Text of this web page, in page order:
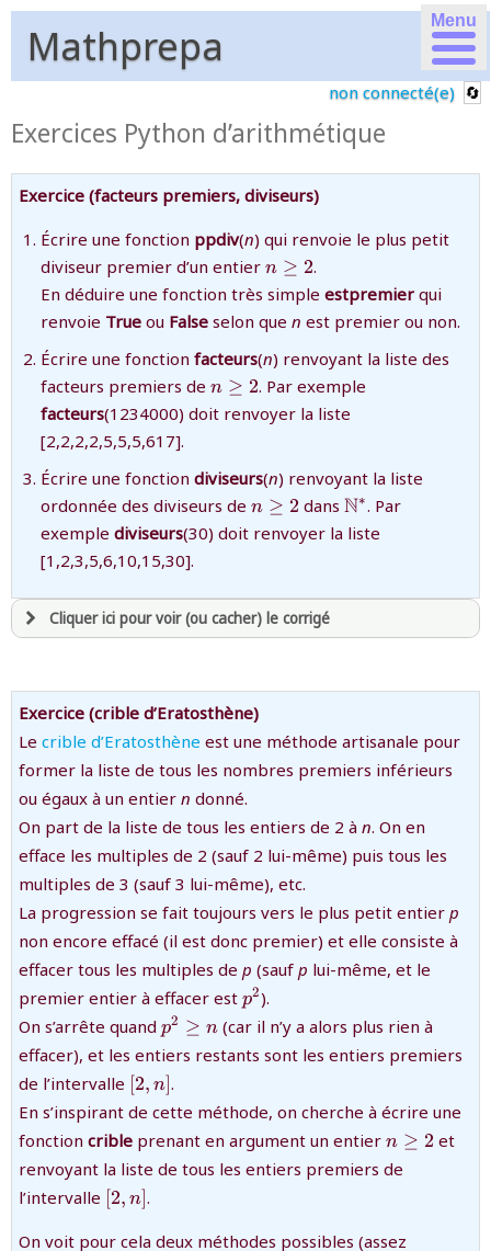
Menu
Mathprepa
non connecté(e)
Exercices Python d’arithmétique
Exercice (facteurs premiers, diviseurs)
Écrire une fonction ppdiv(n) qui renvoie le plus petit
diviseur premier d’un entier {n\ge
2}
n ≥ 2.
En déduire une fonction très simple estpremier qui
renvoie True ou False selon que n est premier ou non.
Écrire une fonction facteurs(n) renvoyant la liste des
facteurs premiers de {n\ge
2}
n ≥ 2. Par exemple
facteurs(1234000) doit renvoyer la liste
[2,2,2,2,5,5,5,617].
Écrire une fonction diviseurs(n) renvoyant la liste
ordonnée des diviseurs de {n\ge
2}
n ≥ 2 dansN∗. Par
exemple diviseurs(30) doit renvoyer la liste
[1,2,3,5,6,10,15,30].
Cliquer ici pour voir (ou cacher) le corrigé
et être
connecté au site
revenir àla page d'accueil
ou testerla page d'extraits libres
ou consulter le plan du site
Exercice (crible d’Eratosthène)
Le crible d’Eratosthène est une méthode artisanale pour
former la liste de tous les nombres premiers inférieurs
ou égaux à un entier n donné.
On part de la liste de tous les entiers de 2 à n. On en
efface les multiples de 2 (sauf 2 lui-même) puis tous les
multiples de 3 (sauf 3 lui-même), etc.
La progression se fait toujours vers le plus petit entier p
non encore effacé (il est donc premier) et elle consiste à
effacer tous les multiples de p (sauf p lui-même, et le
premier entier à effacer est {p^2}
p2).
On s’arrête quand {p^2\ge
n}
p2 ≥ n (car il n’y a alors plus rien à
effacer), et les entiers restants sont les entiers premiers
de l’intervalle {[2,
n]}
[2, n].
En s’inspirant de cette méthode, on cherche à écrire une
fonction crible prenant en argument un entier {n\ge
2}
n ≥ 2 et
renvoyant la liste de tous les entiers premiers de
l’intervalle {[2,
n]}
[2, n].
On voit pour cela deux méthodes possibles (assez